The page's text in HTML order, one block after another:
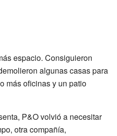
espacio. Consiguieron
algunas casas para
más oficinas y un patio
P&O volvió a necesitar
otra compañía,